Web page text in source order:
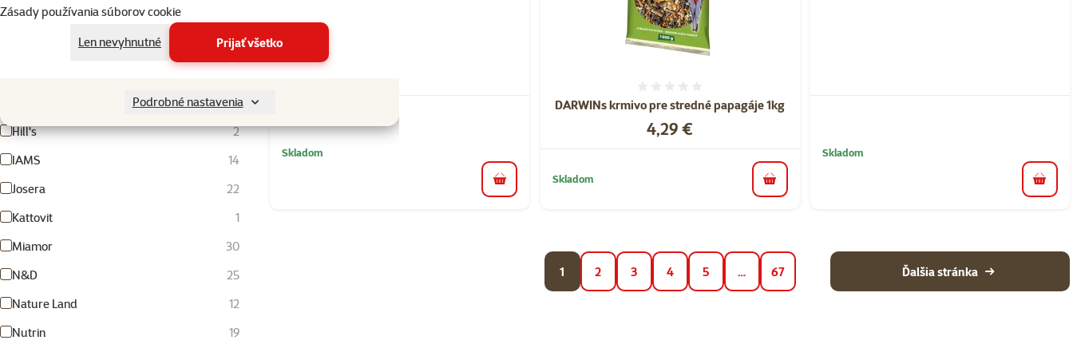
Zásady používania súborov cookie
Len nevyhnutné
Prijať všetko
Podrobné nastavenia
Ferplast
9
11
Hill's
2
IAMS
14
Josera
22
Kattovit
1
Miamor
30
N&D
25
Nature Land
12
Nutrin
19
Skladom
do košíka
DARWINs krmivo pre stredné papagáje 1kg
Cena
4,29 €
Skladom do košíka
Skladom
do
1 2 3 4 5 … 67 Ďalšia stránka